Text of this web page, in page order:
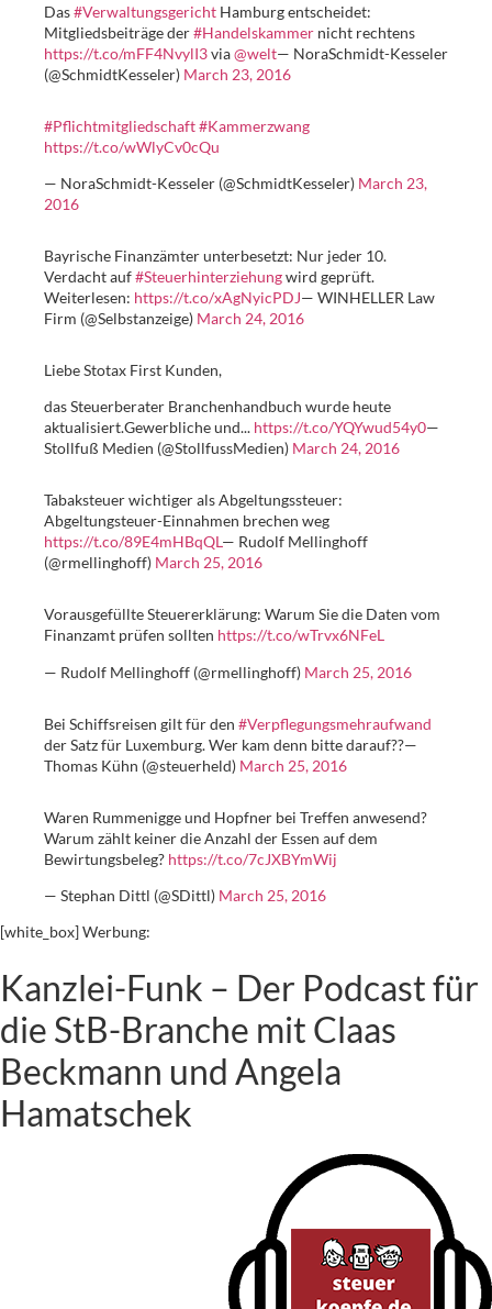
Das#Verwaltungsgericht Hamburg entscheidet:
Mitgliedsbeiträge der#Handelskammer nicht rechtens
https://t.co/mFF4NvylI3via@welt— NoraSchmidt-Kesseler
(@SchmidtKesseler) March 23, 2016
#Pflichtmitgliedschaft#Kammerzwang
https://t.co/wWlyCv0cQu
— NoraSchmidt-Kesseler (@SchmidtKesseler) March 23,
2016
Bayrische Finanzämter unterbesetzt: Nur jeder 10.
Verdacht auf#Steuerhinterziehungwird geprüft.
Weiterlesen: https://t.co/xAgNyicPDJ— WINHELLER Law
Firm (@Selbstanzeige) March 24, 2016
Liebe Stotax First Kunden,
das Steuerberater Branchenhandbuch wurde heute
aktualisiert.Gewerbliche und... https://t.co/YQYwud54y0—
Stollfuß Medien (@StollfussMedien) March 24, 2016
Tabaksteuer wichtiger als Abgeltungssteuer:
Abgeltungsteuer-Einnahmen brechen weg
https://t.co/89E4mHBqQL— Rudolf Mellinghoff
(@rmellinghoff) March 25, 2016
Vorausgefüllte Steuererklärung: Warum Sie die Daten vom
Finanzamt prüfen sollten https://t.co/wTrvx6NFeL
— Rudolf Mellinghoff (@rmellinghoff) March 25, 2016
Bei Schiffsreisen gilt für den #Verpflegungsmehraufwand
der Satz für Luxemburg. Wer kam denn bitte darauf??—
Thomas Kühn (@steuerheld) March 25, 2016
Waren Rummenigge und Hopfner bei Treffen anwesend?
Warum zählt keiner die Anzahl der Essen auf dem
Bewirtungsbeleg? https://t.co/7cJXBYmWij
— Stephan Dittl (@SDittl) March 25, 2016
[white_box] Werbung:
Kanzlei-Funk – Der Podcast für
die StB-Branche mit Claas
Beckmann und Angela
Hamatschek